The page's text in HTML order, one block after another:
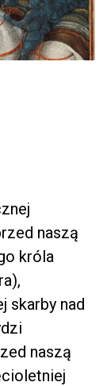
naszą
króla
skarby nad
naszą